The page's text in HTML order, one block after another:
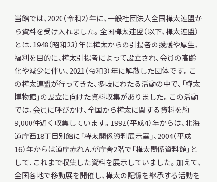
2026.08.06（木）
明日 開館日OPEN
開館時間・料金 アクセス
サ
当館では、2020（令和2）年に、一般社団法人全国樺太連盟か
ら資料を受け入れました。全国樺太連盟（以下、樺太連盟）
とは、1948（昭和23）年に樺太からの引揚者の援護や厚生、
福利を目的に、樺太引揚者によって設立され、会員の高齢
化や減少に伴い、2021（令和3）年に解散した団体です。こ
の樺太連盟が行ってきた、多岐にわたる活動の中で、「樺太
博物館」の設立に向けた資料収集がありました。この活動
では、会員に呼びかけ、全国から樺太に関する資料を約
9,000件近く収集しています。1992（平成4）年からは、北海
道庁西18丁目別館に「樺太関係資料展示室」、2004（平成
16）年からは道庁赤れんが庁舎2階で「樺太関係資料館」と
して、これまで収集した資料を展示していました。加えて、
全国各地で移動展を開催し、樺太の記憶を継承する活動を